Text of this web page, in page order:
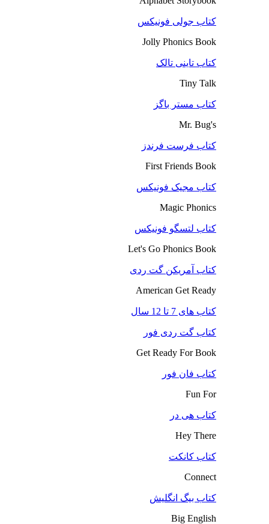
کتاب جولی فونیکس
Jolly Phonics Book
کتاب تاینی تالک
Tiny Talk
کتاب مستر باگز
Mr. Bug's
کتاب فرست فرندز
First Friends Book
کتاب مجیک فونیکس
Magic Phonics
کتاب لتسگو فونیکس
Let's Go Phonics Book
کتاب آمریکن گت ردی
American Get Ready
کتاب های 7 تا 12 سال
کتاب گت ردی فور
Get Ready For Book
کتاب فان فور
Fun For
کتاب هی در
Hey There
کتاب کانکت
Connect
کتاب بیگ انگلیش
Big English